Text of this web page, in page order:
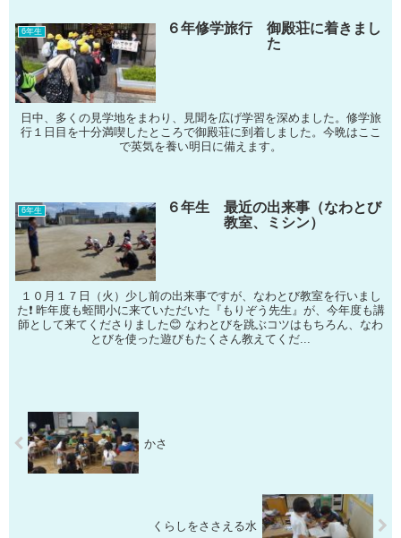
6年生
６年修学旅行 御殿荘に着きまし
た
日中、多くの見学地をまわり、見聞を広げ学習を深めました。修学旅
行１日目を十分満喫したところで御殿荘に到着しました。今晩はここ
で英気を養い明日に備えます。
6年生
６年生 最近の出来事（なわとび
教室、ミシン）
１０月１７日（火）少し前の出来事ですが、なわとび教室を行いまし
た❗ 昨年度も蛭間小に来ていただいた『もりぞう先生』が、今年度も講
師として来てくださりました😊 なわとびを跳ぶコツはもちろん、なわ
とびを使った遊びもたくさん教えてくだ...
かさ
くらしをささえる水